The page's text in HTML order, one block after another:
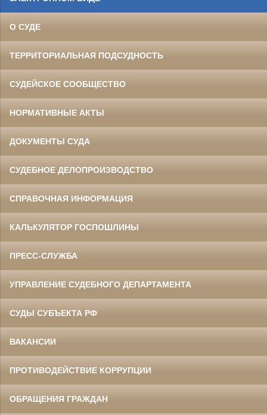
О СУДЕ
ТЕРРИТОРИАЛЬНАЯ ПОДСУДНОСТЬ
СУДЕЙСКОЕ СООБЩЕСТВО
НОРМАТИВНЫЕ АКТЫ
ДОКУМЕНТЫ СУДА
СУДЕБНОЕ ДЕЛОПРОИЗВОДСТВО
СПРАВОЧНАЯ ИНФОРМАЦИЯ
КАЛЬКУЛЯТОР ГОСПОШЛИНЫ
ПРЕСС-СЛУЖБА
УПРАВЛЕНИЕ СУДЕБНОГО ДЕПАРТАМЕНТА
СУДЫ СУБЪЕКТА РФ
ВАКАНСИИ
ПРОТИВОДЕЙСТВИЕ КОРРУПЦИИ
ОБРАЩЕНИЯ ГРАЖДАН